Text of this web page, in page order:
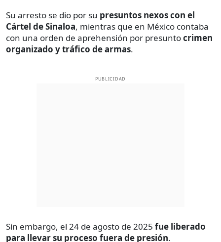
Su arresto se dio por su presuntos nexos con el
Cártel de Sinaloa, mientras que en México contaba
con una orden de aprehensión por presuntocrimen
organizado y tráfico de armas.
PUBLICIDAD
Sin embargo, el 24 de agosto de 2025 fue liberado
para llevar su proceso fuera de presión.